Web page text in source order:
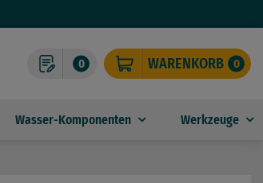
0 WARENKORB 0
Wasser-Komponenten Werkzeuge